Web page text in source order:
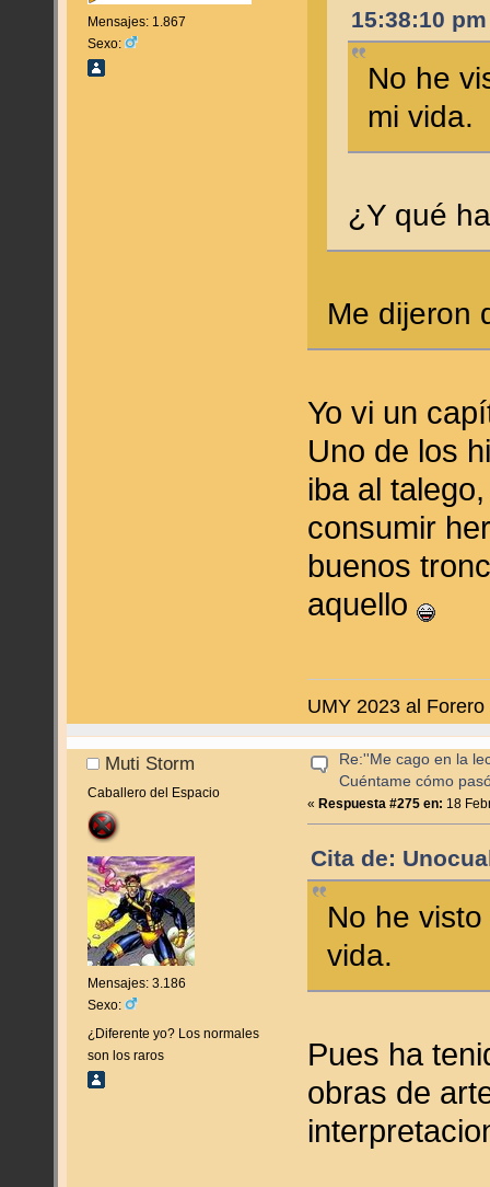
Mensajes: 1.867
Sexo:
15:38:10 pm
No he
mi vida.
¿Y qué
Me dijeron
Yo vi un
Uno de los
iba al
consumir
buenos
aquello
UMY 2023 al
Muti Storm
Caballero del Espacio
Mensajes: 3.186
Sexo:
¿Diferente yo? Los normales
son los raros
Re:''Me cago en la
Cuéntame cómo
« Respuesta #275 en: 18
Cita de:
No he
vida.
Pues ha
obras de